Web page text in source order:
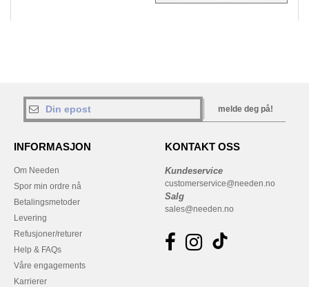
melde deg på!
INFORMASJON
Om Needen
Spor min ordre nå
Betalingsmetoder
Levering
Refusjoner/returer
Help & FAQs
Våre engagements
Karrierer
KONTAKT OSS
Kundeservice
customerservice@needen.no
Salg
sales@needen.no